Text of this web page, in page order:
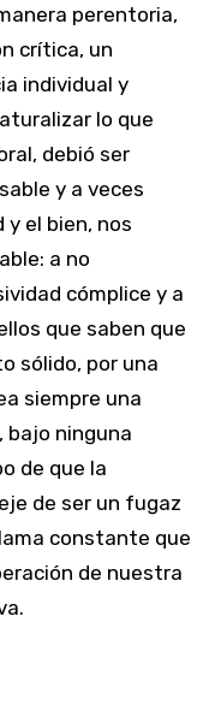
perentoria,
crítica, un
individual y
lo que
debió ser
y a veces
y el bien, nos
a no
cómplice y a
que saben que
sólido, por una
siempre una
bajo ninguna
de que la
de ser un fugaz
constante que
de nuestra